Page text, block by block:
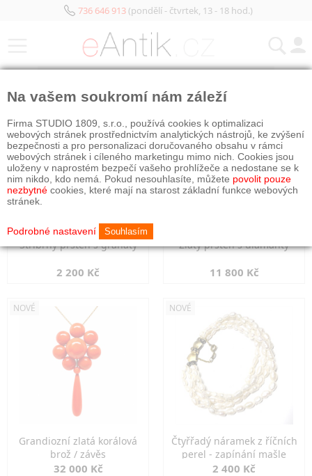
736 646 913(pondělí - čtvrtek, 13 - 18 hod.)
Stříbrný prsten s granáty
2 200 Kč
Zlatý prsten s diamanty
11 800 Kč
NOVÉ
Grandiozní zlatá korálová
brož / závěs
32 000 Kč
NOVÉ
Čtyřřadý náramek z říčních
perel - zapínání mašle
2 400 Kč
Na vašem soukromí nám záleží
Firma STUDIO 1809, s.r.o., používá cookies k optimalizaci
webových stránek prostřednictvím analytických nástrojů, ke zvýšení
bezpečnosti a pro personalizaci doručovaného obsahu v rámci
webových stránek i cíleného marketingu mimo nich. Cookies jsou
uloženy v naprostém bezpečí vašeho prohlížeče a nedostane se k
nim nikdo, kdo nemá. Pokud nesouhlasíte, můžete povolit pouze
nezbytné cookies, které mají na starost základní funkce webových
stránek.
Podrobné nastavení Souhlasím